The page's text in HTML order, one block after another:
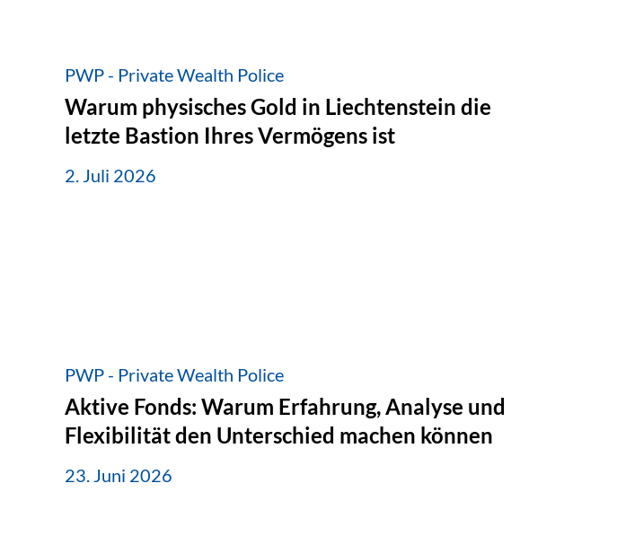
PWP - Private Wealth Police
Warum physisches Gold in Liechtenstein die
letzte Bastion Ihres Vermögens ist
2. Juli 2026
PWP - Private Wealth Police
Aktive Fonds: Warum Erfahrung, Analyse und
Flexibilität den Unterschied machen können
23. Juni 2026